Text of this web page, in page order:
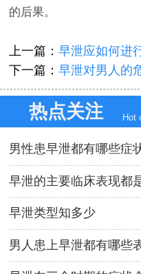
的后果。
上一篇：早泄应如何进
下一篇：早泄对男人的
热点关注 Hot
男性患早泄都有哪些症
早泄的主要临床表现都
早泄类型知多少
男人患上早泄都有哪些